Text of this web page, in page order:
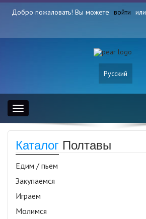
Добро пожаловать! Вы можете войти или
Русский
Toggle
navigation
Каталог Полтавы
Едим / пьем
Закупаемся
Играем
Молимся